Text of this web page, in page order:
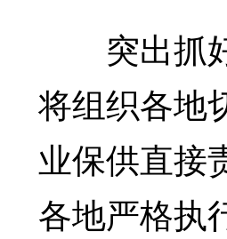
突出抓好
将组织各地
业保供直接
各地严格执